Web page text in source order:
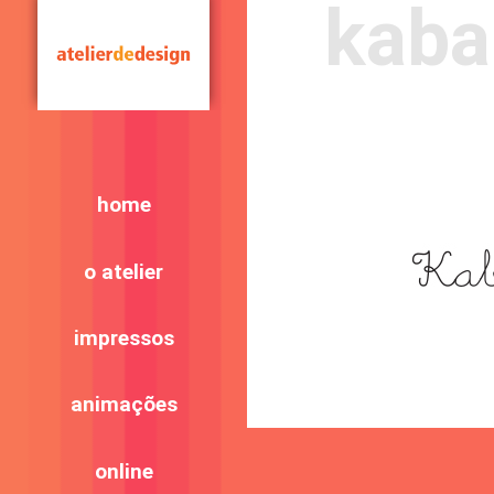
home
o atelier
impressos
animações
online